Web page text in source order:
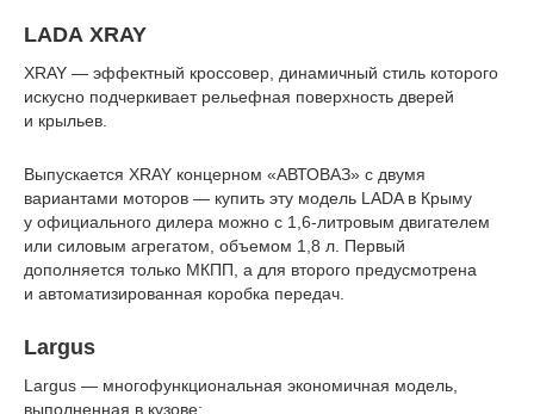
LADA XRAY
XRAY — эффектный кроссовер, динамичный стиль которого
искусно подчеркивает рельефная поверхность дверей
и крыльев.
Выпускается XRAY концерном «АВТОВАЗ» с двумя
вариантами моторов — купить эту модель LADA в Крыму
у официального дилера можно с 1,6-литровым двигателем
или силовым агрегатом, объемом 1,8 л. Первый
дополняется только МКПП, а для второго предусмотрена
и автоматизированная коробка передач.
Largus
Largus — многофункциональная экономичная модель,
выполненная в кузове: